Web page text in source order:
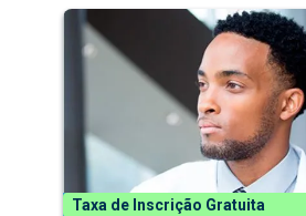
Taxa de Inscrição Gratuita